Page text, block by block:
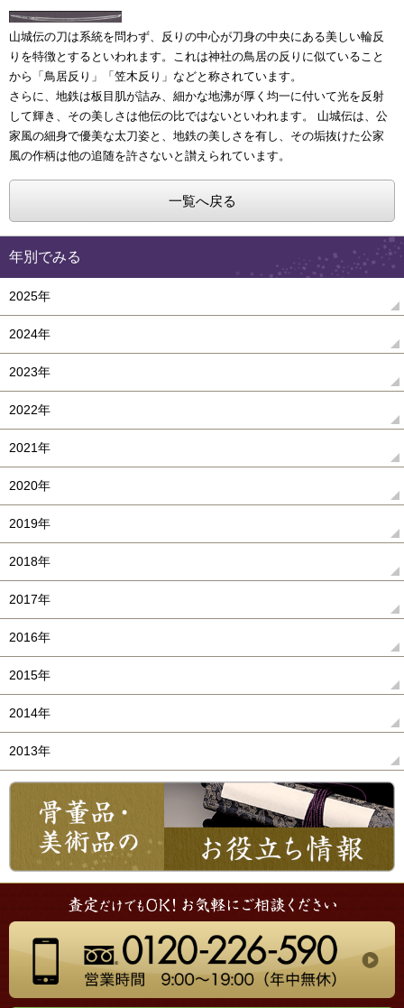
山城伝の刀は系統を問わず、反りの中心が刀身の中央にある美しい輪反
りを特徴とするといわれます。これは神社の鳥居の反りに似ていること
から「鳥居反り」「笠木反り」などと称されています。
さらに、地鉄は板目肌が詰み、細かな地沸が厚く均一に付いて光を反射
して輝き、その美しさは他伝の比ではないといわれます。 山城伝は、公
家風の細身で優美な太刀姿と、地鉄の美しさを有し、その垢抜けた公家
風の作柄は他の追随を許さないと讃えられています。
一覧へ戻る
年別でみる
2025年
2024年
2023年
2022年
2021年
2020年
2019年
2018年
2017年
2016年
2015年
2014年
2013年